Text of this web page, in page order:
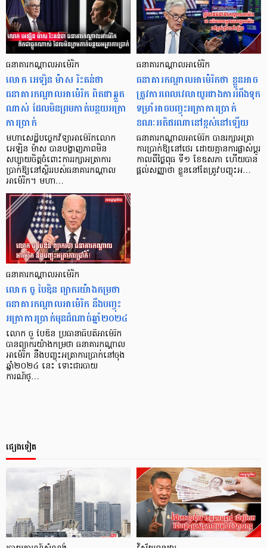
ធនាគារកណ្ដាលអាម៉េរិក
លោក អេឡិន ម៉ាស រិះគន់ថា
ធនាគារកណ្ដាលអាម៉េរិក ពិតជាឆ្កួត
ណាស់ ដែលមិនព្រមកាត់បន្ថយអត្រា
ការប្រាក់
មហាសេដ្ឋីបច្ចេកវិទ្យាអាម៉េរិកលោក
អេឡិន ម៉ាស បានបង្ហាញភាពមិន
សប្បាយចិត្តចំពោះការរក្សាអត្រាការ
ប្រាក់ឱ្យនៅស្ថិររបស់ធនាគារកណ្តាល
អាម៉េរិក។ មហា…
ធនាគារកណ្ដាលអាម៉េរិក
ធនាគារកណ្ដាលអាម៉េរិកថា ខ្លួនអាច
ត្រូវការពេលវេលាយូរជាងការរំពឹងទុក
ទម្រាំអាចបញ្ចុះអត្រាការប្រាក់
ខណៈអតិផរណានៅខ្ពស់នៅឡើយ
ធនាគារកណ្ដាលអាម៉េរិក បានរក្សាអត្រា
ការប្រាក់ឱ្យនៅថេរ ដោយគ្មានការផ្លាស់ប្ដូរ
កាលពីថ្ងៃពុធ ទី១ ខែឧសភា ហើយបាន
ផ្ដល់សញ្ញាថា ខ្លួននៅតែត្រូវបញ្ចុះអ…
ធនាគារកណ្ដាលអាម៉េរិក
លោក ចូ បៃឌិន ព្យាករយ៉ាងកម្រថា
ធនាគារកណ្ដាលអាម៉េរិក នឹងបញ្ចុះ
អត្រាការប្រាក់មុនដំណាច់ឆ្នាំ២០២៤
លោក ចួ បៃឌិន ប្រធានាធិបតីអាម៉េរិក
បានព្យាករយ៉ាងកម្រថា ធនាគារកណ្ដាល
អាម៉េរិក នឹងបញ្ចុះអត្រាការប្រាក់នៅចុង
ឆ្នាំ២០២៤ នេះ ទោះជារបាយ
ការណ៍ថ្…
ផ្សេងទៀត